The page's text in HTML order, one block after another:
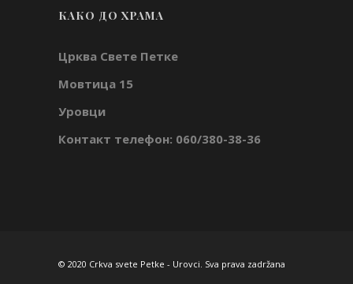
КАКО ДО ХРАМА
Црква Свете Петке
Мовтица 15
Уровци
Контакт телефон: 060/380-38-36
© 2020 Crkva svete Petke - Urovci. Sva prava zadržana